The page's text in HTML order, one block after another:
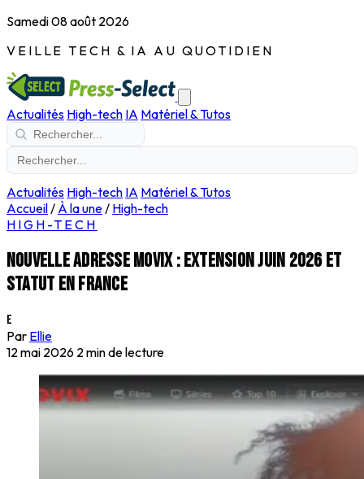
Samedi 08 août 2026
VEILLE TECH & IA AU QUOTIDIEN
Actualités High-tech IA Matériel & Tutos
Actualités High-tech IA Matériel & Tutos
Accueil/ À la une/ High-tech
HIGH-TECH
Nouvelle adresse Movix : extension juin 2026 et
statut en France
E
Par Ellie
12 mai 2026 2 min de lecture